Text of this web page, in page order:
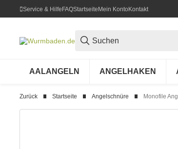
Service & HilfeFAQStartseiteMein KontoKontakt
AALANGELN ANGELHAKEN
Zurück Startseite Angelschnüre Monofile